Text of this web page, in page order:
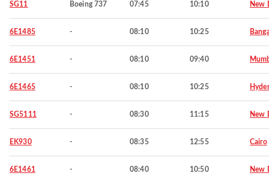
SG11 Boeing 737 07:45 10:10 New
6E1485 - 08:10 10:25
6E1451 - 08:10 09:40
6E1465 - 08:10 10:25
SG5111 - 08:30 11:15 New
EK930 - 08:35 12:55 Cairo
6E1461 - 08:40 10:50 New